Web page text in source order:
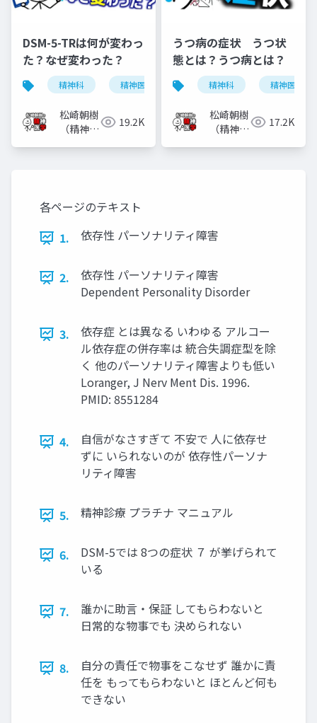
DSM-5-TRは何が変わっ
た？なぜ変わった？
精神科 精神医学 dsm-5-tr dsm-5
松崎朝樹
（精神科
19.2K
うつ病の症状 うつ状
態とは？うつ病とは？
精神科 精神医学
松崎朝樹
（精神科
17.2K
各ページのテキスト
1.
依存性 パーソナリティ障害
2.
依存性 パーソナリティ障害
Dependent Personality Disorder
3.
依存症 とは異なる いわゆる アルコー
ル依存症の併存率は 統合失調症型を除
く 他のパーソナリティ障害よりも低い
Loranger, J Nerv Ment Dis. 1996.
PMID: 8551284
4.
自信がなさすぎて 不安で 人に依存せ
ずに いられないのが 依存性パーソナ
リティ障害
5. 精神診療 プラチナ マニュアル
6.
DSM-5では 8つの症状 ７ が挙げられて
いる
7.
誰かに助言・保証 してもらわないと
日常的な物事でも 決められない
8.
自分の責任で物事をこなせず 誰かに責
任を もってもらわないと ほとんど何も
できない